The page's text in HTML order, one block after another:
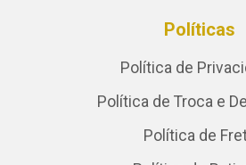
Políticas
Política de
Política de Troca e
Política de